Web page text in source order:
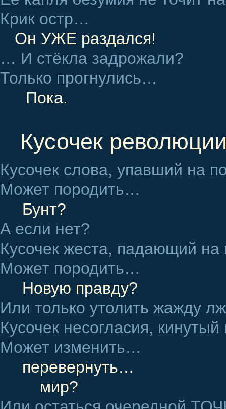
Крик остр…
Он УЖЕ раздался!
… И стёкла задрожали?
Только прогнулись…
Пока.
Кусочек
Кусочек слова, упавший на
Может породить…
Бунт?
А если нет?
Кусочек жеста, падающий
Может породить…
Новую правду?
Или только утолить жажду
Кусочек несогласия,
Может изменить…
перевернуть…
мир?